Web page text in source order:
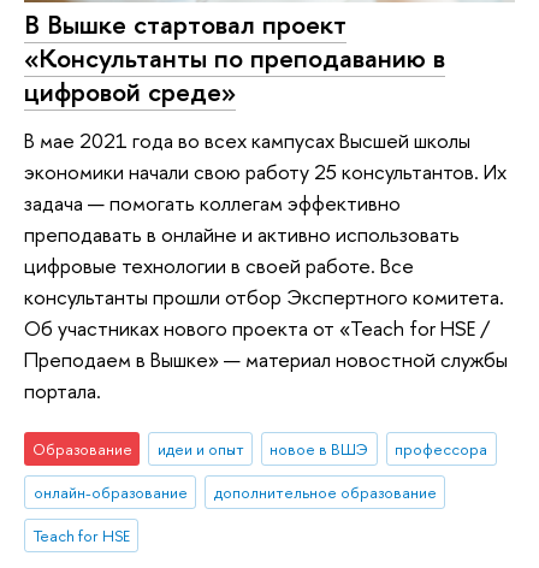
В Вышке стартовал проект
«Консультанты по преподаванию в
цифровой среде»
В мае 2021 года во всех кампусах Высшей школы
экономики начали свою работу 25 консультантов. Их
задача — помогать коллегам эффективно
преподавать в онлайне и активно использовать
цифровые технологии в своей работе. Все
консультанты прошли отбор Экспертного комитета.
Об участниках нового проекта от «Teach for HSE /
Преподаем в Вышке» — материал новостной службы
портала.
Образование идеи и опыт новое в ВШЭ
профессора
онлайн-образование
дополнительное образование
Teach for HSE